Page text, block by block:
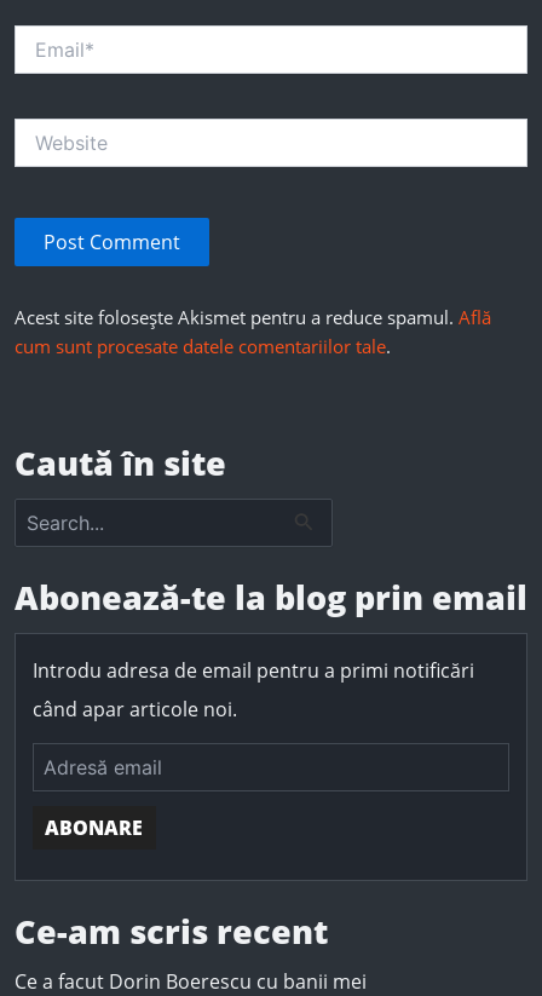
Acest site folosește Akismet pentru a reduce spamul. Află
cum sunt procesate datele comentariilor tale.
Caută în site
c
h
Abonează-te la blog prin email
Introdu adresa de email pentru a primi notificări
când apar articole noi.
ABONARE
Ce-am scris recent
Ce a facut Dorin Boerescu cu banii mei